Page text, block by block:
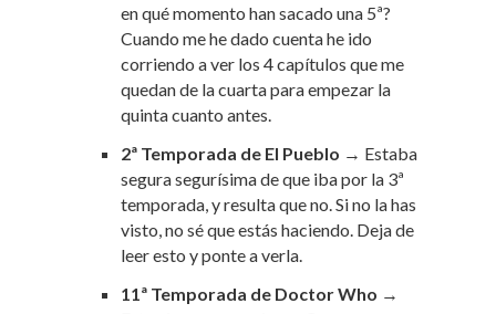
en qué momento han sacado una 5ª?
Cuando me he dado cuenta he ido
corriendo a ver los 4 capítulos que me
quedan de la cuarta para empezar la
quinta cuanto antes.
2ª Temporada de El Pueblo → Estaba
segura segurísima de que iba por la 3ª
temporada, y resulta que no. Si no la has
visto, no sé que estás haciendo. Deja de
leer esto y ponte a verla.
11ª Temporada de Doctor Who →